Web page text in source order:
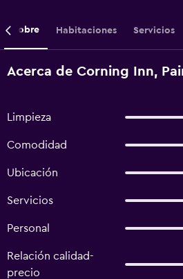
Sobre Habitaciones Servicios
Acerca de Corning Inn,
Limpieza
Comodidad
Ubicación
Servicios
Personal
Relación calidad-
precio